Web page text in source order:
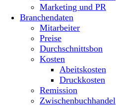
Marketing und PR
Branchendaten
Mitarbeiter
Preise
Durchschnittsbon
Kosten
Abeitskosten
Druckkosten
Remission
Zwischenbuchhandel